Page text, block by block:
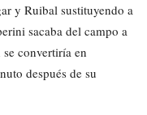
y Ruibal sustituyendo a
sacaba del campo a
convertiría en
después de su